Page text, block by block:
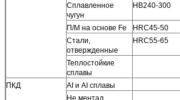
Сплавленное
чугун
HB240-300
П/М на основе Fe HRC45-50
Стали,
отвержденные
HRC55-65
Теплостойкие
сплавы
ПКД AI и AI сплавы
Не ментал